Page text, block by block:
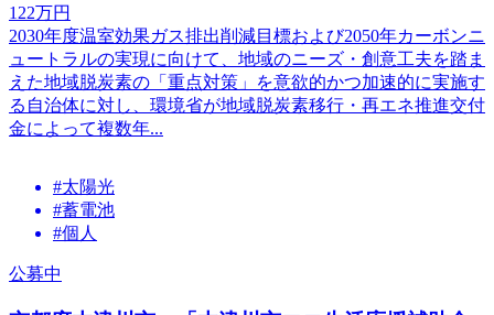
122万円
2030年度温室効果ガス排出削減目標および2050年カーボンニ
ュートラルの実現に向けて、地域のニーズ・創意工夫を踏ま
えた地域脱炭素の「重点対策」を意欲的かつ加速的に実施す
る自治体に対し、環境省が地域脱炭素移行・再エネ推進交付
金によって複数年...
#太陽光
#蓄電池
#個人
公募中